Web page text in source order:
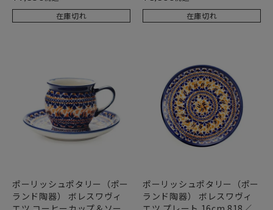
在庫切れ
在庫切れ
ポーリッシュポタリー（ポー
ランド陶器） ボレスワヴィ
ポーリッシュポタリー（ポー
ランド陶器） ボレスワヴィ